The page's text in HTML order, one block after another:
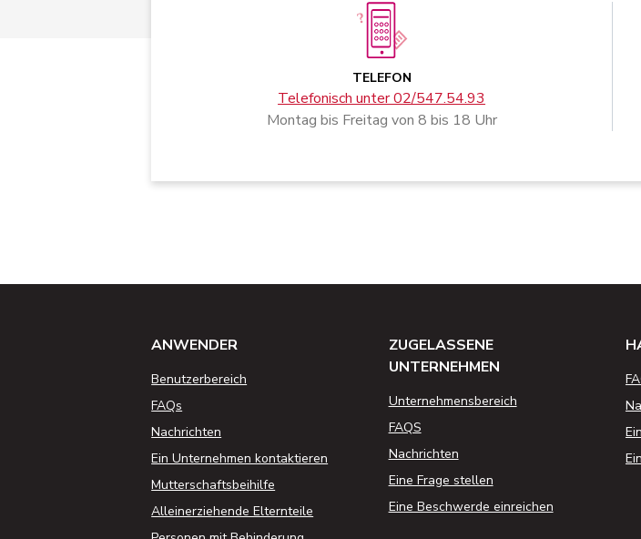
TELEFON
Telefonisch unter 02/547.54.93
Montag bis Freitag von 8 bis 18 Uhr
ANWENDER
Benutzerbereich
FAQs
Nachrichten
Ein Unternehmen kontaktieren
Mutterschaftsbeihilfe
Alleinerziehende Elternteile
ZUGELASSENE
UNTERNEHMEN
Unternehmensbereich
FAQS
Nachrichten
Eine Frage stellen
Eine Beschwerde einreichen